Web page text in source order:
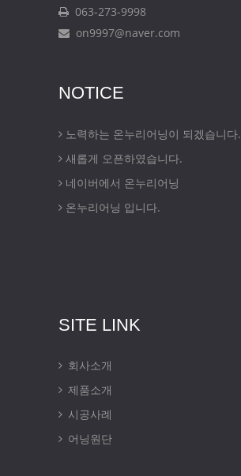
063-273-9998
on9997@naver.com
NOTICE
노력하는 온누리어닝이 되겠습니다.
새롭게 오픈하였습니다.
네이버에서 온누리어닝
온누리어닝 입니다.
SITE LINK
회사소개
제품소개
시공사례
어닝원단